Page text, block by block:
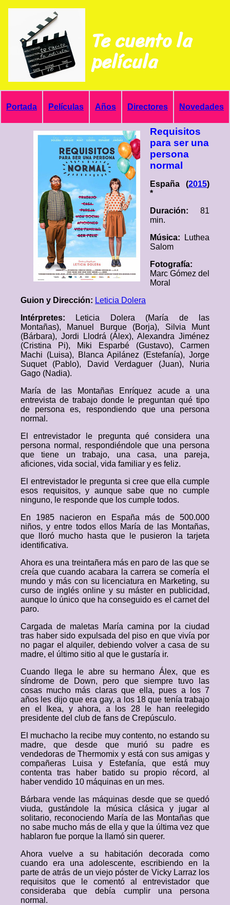
Te cuento la
película
Portada Películas Años Directores Novedades
Requisitos
para ser una
persona
normal
España (2015)
*
Duración: 81
min.
Música:
Luthea
Salom
Fotografía:
Marc Gómez del
Moral
Guion y Dirección: Leticia Dolera
Intérpretes:
Leticia Dolera (María de las
Montañas), Manuel Burque (Borja), Silvia Munt
(Bárbara), Jordi Llodrá (Álex), Alexandra Jiménez
(Cristina Pi), Miki Esparbé (Gustavo), Carmen
Machi (Luisa), Blanca Apilánez (Estefanía), Jorge
Suquet (Pablo), David Verdaguer (Juan), Nuria
Gago (Nadia).
María de las Montañas Enríquez acude a una
entrevista de trabajo donde le preguntan qué tipo
de persona es, respondiendo que una persona
normal.
El entrevistador le pregunta qué considera una
persona normal, respondiéndole que una persona
que tiene un trabajo, una casa, una pareja,
aficiones, vida social, vida familiar y es feliz.
El entrevistador le pregunta si cree que ella cumple
esos requisitos, y aunque sabe que no cumple
ninguno, le responde que los cumple todos.
En 1985 nacieron en España más de 500.000
niños, y entre todos ellos María de las Montañas,
que lloró mucho hasta que le pusieron la tarjeta
identificativa.
Ahora es una treintañera más en paro de las que se
creía que cuando acabara la carrera se comería el
mundo y más con su licenciatura en Marketing, su
curso de inglés online y su máster en publicidad,
aunque lo único que ha conseguido es el carnet del
paro.
Cargada de maletas María camina por la ciudad
tras haber sido expulsada del piso en que vivía por
no pagar el alquiler, debiendo volver a casa de su
madre, el último sitio al que le gustaría ir.
Cuando llega le abre su hermano Álex, que es
síndrome de Down, pero que siempre tuvo las
cosas mucho más claras que ella, pues a los 7
años les dijo que era gay, a los 18 que tenía trabajo
en el Ikea, y ahora, a los 28 le han reelegido
presidente del club de fans de Crepúsculo.
El muchacho la recibe muy contento, no estando su
madre, que desde que murió su padre es
vendedoras de Thermomix y está con sus amigas y
compañeras Luisa y Estefanía, que está muy
contenta tras haber batido su propio récord, al
haber vendido 10 máquinas en un mes.
Bárbara vende las máquinas desde que se quedó
viuda, gustándole la música clásica y jugar al
solitario, reconociendo María de las Montañas que
no sabe mucho más de ella y que la última vez que
hablaron fue porque la llamó sin querer.
Ahora vuelve a su habitación decorada como
cuando era una adolescente, escribiendo en la
parte de atrás de un viejo póster de Vicky Larraz los
requisitos que le comentó al entrevistador que
consideraba que debía cumplir una persona
normal.